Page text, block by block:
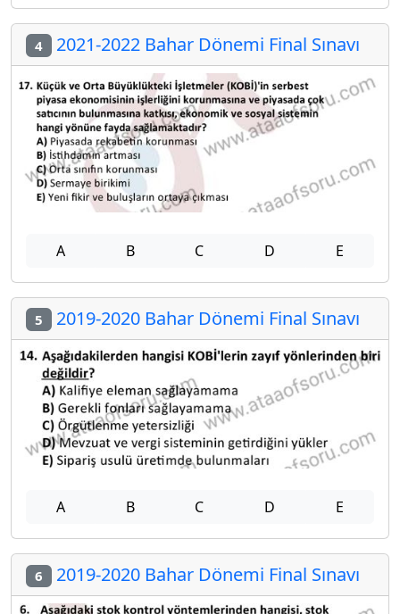
4 2021-2022 Bahar Dönemi Final Sınavı
A B C D E
5 2019-2020 Bahar Dönemi Final Sınavı
A B C D E
6 2019-2020 Bahar Dönemi Final Sınavı